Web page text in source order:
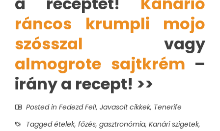
ráncos krumpli mojo
szósszal vagy
almogrote sajtkrém –
irány a recept! >>
Posted in Fedezd Fel!, Javasolt cikkek, Tenerife
Taggedételek, főzés, gasztronómia, Kanári szigetek,